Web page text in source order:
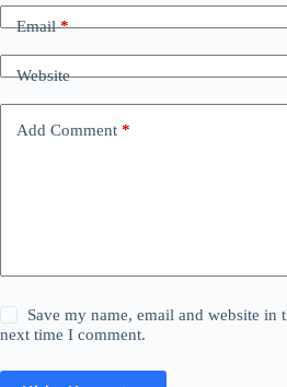
Email*
Website
Add Comment *
Save my name, email and website in
next time I comment.